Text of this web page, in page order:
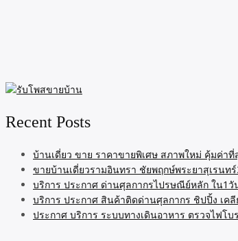
Recent Posts
บ้านเดี่ยว ขาย ราคาขายพิเศษ สภาพใหม่ คุ้มค่า
ขายบ้านเดี่ยวรามอินทรา ชัยพฤกษ์พระยาสุเรน
บริการ ประกาศ ด่านศุลกากรไปรษณีย์หลัก ใน
บริการ ประกาศ สินค้าติดด่านศุลกากร ชิปปิ้ง เ
ประกาศ บริการ ระบบทางเดินอาหาร ตรวจไฟ